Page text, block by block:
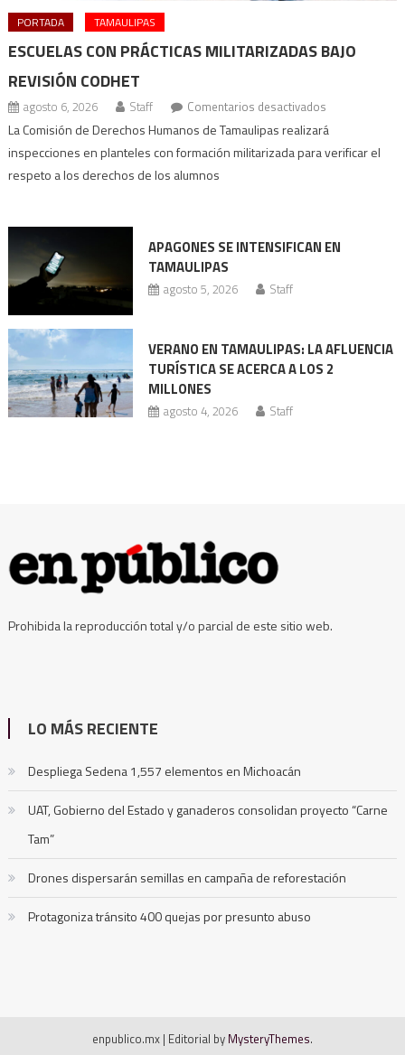
PORTADA TAMAULIPAS
ESCUELAS CON PRÁCTICAS MILITARIZADAS BAJO
REVISIÓN CODHET
agosto 6, 2026 Staff Comentarios desactivadosen
Escuelas
con
Codhet
La Comisión de Derechos Humanos de Tamaulipas realizará
inspecciones en planteles con formación militarizada para verificar el
respeto a los derechos de los alumnos
APAGONES SE INTENSIFICAN EN
TAMAULIPAS
agosto 5, 2026 Staff
VERANO EN TAMAULIPAS: LA AFLUENCIA
TURÍSTICA SE ACERCA A LOS 2
MILLONES
agosto 4, 2026 Staff
Prohibida la reproducción total y/o parcial de este sitio web.
LO MÁS RECIENTE
Despliega Sedena 1,557 elementos en Michoacán
UAT, Gobierno del Estado y ganaderos consolidan proyecto “Carne
Tam”
Drones dispersarán semillas en campaña de reforestación
Protagoniza tránsito 400 quejas por presunto abuso
enpublico.mx | Editorial by MysteryThemes.